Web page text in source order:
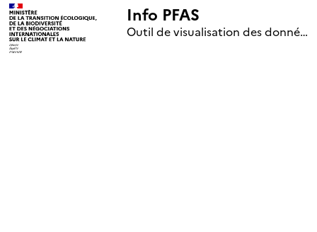
Info PFAS
Outil de visualisation des données nationales de surveillance des substances PFAS (mise à jour le 1er jour de chaque mois)
+
–